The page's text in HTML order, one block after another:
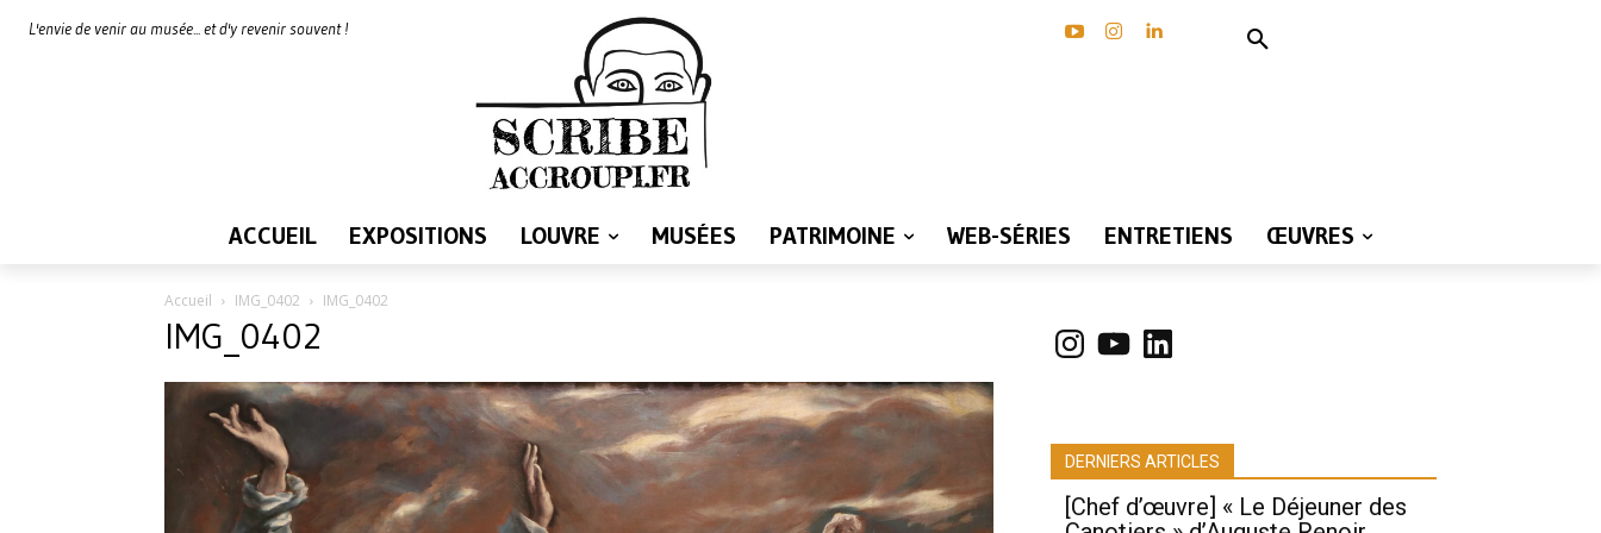
L'envie de venir au musée... et d'y revenir souvent !
ACCUEIL EXPOSITIONS LOUVRE MUSÉES PATRIMOINE WEB-SÉRIES ENTRETIENS ŒUVRES
Accueil IMG_0402 IMG_0402
IMG_0402 Instagram
YouTubeLinkedIn
DERNIERS ARTICLES
[Chef d’œuvre] « Le Déjeuner des